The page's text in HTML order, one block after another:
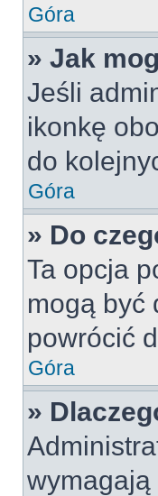
Góra
» Jak
Jeśli
ikonkę
do
Góra
» Do
Ta opcja
mogą być
powrócić
Góra
»